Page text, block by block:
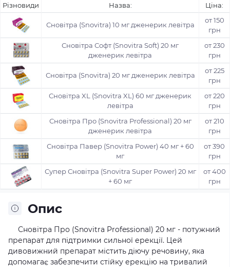
Різновиди Назва: Ціна:
Сновітра (Snovitra) 10 мг дженерик левітра
от 150
грн
Сновітра Софт (Snovitra Soft) 20 мг
дженерик левітра
от 230
грн
Сновітра (Snovitra) 20 мг дженерик левітра
от 225
грн
Сновітра XL (Snovitra XL) 60 мг дженерик
левітра
от 220
грн
Сновітра Про (Snovitra Professional) 20 мг
дженерик левітра
от 210
грн
Сновітра Павер (Snovitra Power) 40 мг + 60
мг
от 390
грн
Супер Сновітра (Snovitra Super Power) 20 мг
+ 60 мг
от 400
грн
Опис
Сновітра Про (Snovitra Professional) 20 мг - потужний
препарат для підтримки сильної ерекції. Цей
дивовижний препарат містить діючу речовину, яка
допомагає забезпечити стійку ерекцію на тривалий